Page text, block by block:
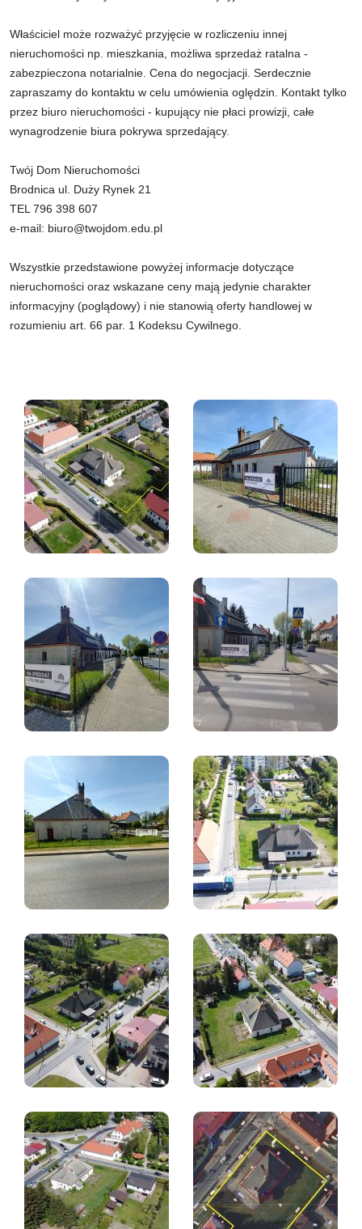
Właściciel może rozważyć przyjęcie w rozliczeniu innej
nieruchomości np. mieszkania, możliwa sprzedaż ratalna -
zabezpieczona notarialnie. Cena do negocjacji. Serdecznie
zapraszamy do kontaktu w celu umówienia oględzin. Kontakt tylko
przez biuro nieruchomości - kupujący nie płaci prowizji, całe
wynagrodzenie biura pokrywa sprzedający.
Twój Dom Nieruchomości
Brodnica ul. Duży Rynek 21
TEL 796 398 607
e-mail: biuro@twojdom.edu.pl
Wszystkie przedstawione powyżej informacje dotyczące
nieruchomości oraz wskazane ceny mają jedynie charakter
informacyjny (poglądowy) i nie stanowią oferty handlowej w
rozumieniu art. 66 par. 1 Kodeksu Cywilnego.